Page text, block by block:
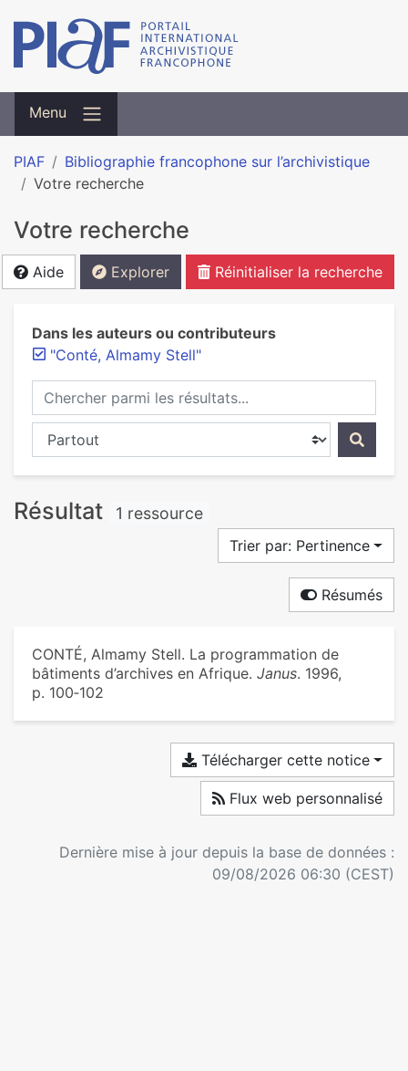
Menu
PIAF
Bibliographie francophone sur l’archivistique
Votre recherche
Votre recherche
Aide Explorer Réinitialiser la recherche
Dans les auteurs ou contributeurs
"Conté, Almamy Stell"
Chercher parmi les résultats...
Chercher dans...
Résultat 1 ressource
Trier par: Pertinence
Résumés
CONTÉ, Almamy Stell. La programmation de
bâtiments d’archives en Afrique. Janus. 1996,
p. 100‑102
Télécharger cette notice
Flux web personnalisé
Dernière mise à jour depuis la base de données :
09/08/2026 06:30 (CEST)